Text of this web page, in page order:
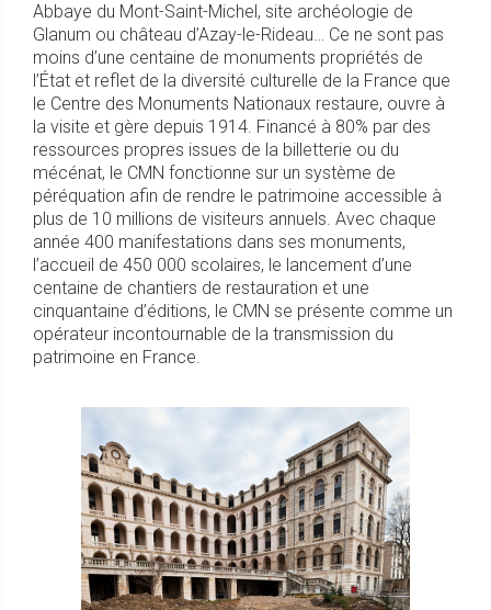
Abbaye du Mont-Saint-Michel, site archéologie de
Glanum ou château d’Azay-le-Rideau… Ce ne sont pas
moins d’une centaine de monuments propriétés de
l’État et reflet de la diversité culturelle de la France que
le Centre des Monuments Nationaux restaure, ouvre à
la visite et gère depuis 1914. Financé à 80% par des
ressources propres issues de la billetterie ou du
mécénat, le CMN fonctionne sur un système de
péréquation afin de rendre le patrimoine accessible à
plus de 10 millions de visiteurs annuels. Avec chaque
année 400 manifestations dans ses monuments,
l’accueil de 450 000 scolaires, le lancement d’une
centaine de chantiers de restauration et une
cinquantaine d’éditions, le CMN se présente comme un
opérateur incontournable de la transmission du
patrimoine en France.